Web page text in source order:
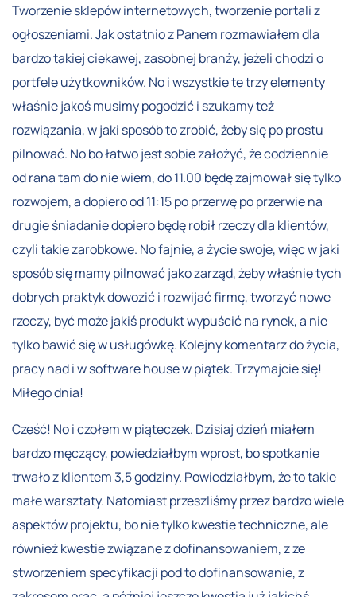
Tworzenie sklepów internetowych, tworzenie portali z
ogłoszeniami. Jak ostatnio z Panem rozmawiałem dla
bardzo takiej ciekawej, zasobnej branży, jeżeli chodzi o
portfele użytkowników. No i wszystkie te trzy elementy
właśnie jakoś musimy pogodzić i szukamy też
rozwiązania, w jaki sposób to zrobić, żeby się po prostu
pilnować. No bo łatwo jest sobie założyć, że codziennie
od rana tam do nie wiem, do 11.00 będę zajmował się tylko
rozwojem, a dopiero od 11:15 po przerwę po przerwie na
drugie śniadanie dopiero będę robił rzeczy dla klientów,
czyli takie zarobkowe. No fajnie, a życie swoje, więc w jaki
sposób się mamy pilnować jako zarząd, żeby właśnie tych
dobrych praktyk dowozić i rozwijać firmę, tworzyć nowe
rzeczy, być może jakiś produkt wypuścić na rynek, a nie
tylko bawić się w usługówkę. Kolejny komentarz do życia,
pracy nad i w software house w piątek. Trzymajcie się!
Miłego dnia!
Cześć! No i czołem w piąteczek. Dzisiaj dzień miałem
bardzo męczący, powiedziałbym wprost, bo spotkanie
trwało z klientem 3,5 godziny. Powiedziałbym, że to takie
małe warsztaty. Natomiast przeszliśmy przez bardzo wiele
aspektów projektu, bo nie tylko kwestie techniczne, ale
również kwestie związane z dofinansowaniem, z ze
stworzeniem specyfikacji pod to dofinansowanie, z